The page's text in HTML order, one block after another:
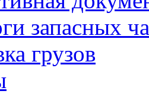
запасных
грузов